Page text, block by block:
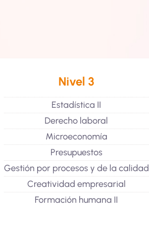
Nivel 3
Estadística II
Derecho laboral
Microeconomía
Presupuestos
Gestión por procesos y de la calidad
Creatividad empresarial
Formación humana II